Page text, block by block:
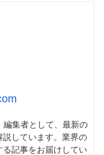
編集者として、最新の
説しています。業界の
記事をお届けしてい